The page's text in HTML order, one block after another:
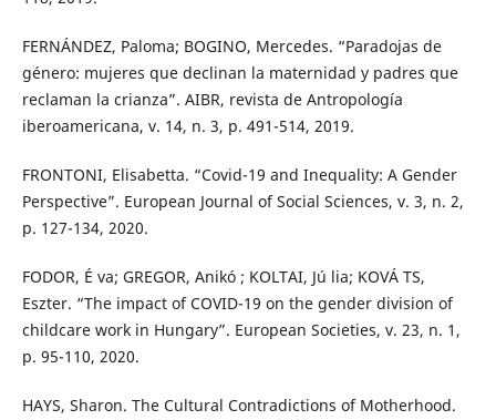
FERNÁNDEZ, Paloma; BOGINO, Mercedes. “Paradojas de
género: mujeres que declinan la maternidad y padres que
reclaman la crianza”. AIBR, revista de Antropología
iberoamericana, v. 14, n. 3, p. 491-514, 2019.
FRONTONI, Elisabetta. “Covid-19 and Inequality: A Gender
Perspective”. European Journal of Social Sciences, v. 3, n. 2,
p. 127-134, 2020.
FODOR, É va; GREGOR, Anikó ; KOLTAI, Jú lia; KOVÁ TS,
Eszter. “The impact of COVID-19 on the gender division of
childcare work in Hungary”. European Societies, v. 23, n. 1,
p. 95-110, 2020.
HAYS, Sharon. The Cultural Contradictions of Motherhood.